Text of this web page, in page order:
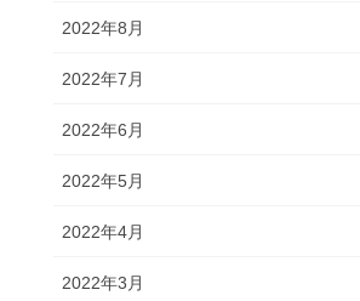
2022年8月
2022年7月
2022年6月
2022年5月
2022年4月
2022年3月